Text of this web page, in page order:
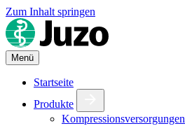
Zum Inhalt springen
Menü
Startseite
Produkte
Kompressionsversorgungen